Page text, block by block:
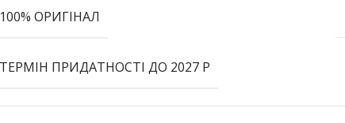
ОРИГІНАЛ
ПРИДАТНОСТІ ДО 2027 Р